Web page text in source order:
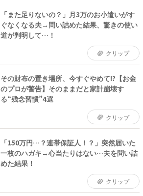
「また足りないの？」月3万のお小遣いがす
ぐなくなる夫→問い詰めた結果、驚きの使い
道が判明して…！
クリップ
その財布の置き場所、今すぐやめて!?【お金
のプロが警告】そのままだと家計崩壊す
る“残念習慣”4選
クリップ
「150万円…？連帯保証人！？」突然届いた
一枚のハガキ→心当たりはない…夫を問い詰
めた結果！
クリップ